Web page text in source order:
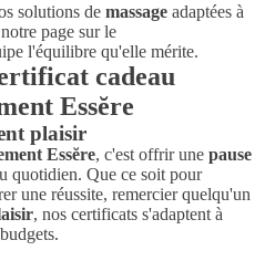
solutions de massage adaptées à
page sur le
l'équilibre qu'elle mérite.
cadeau
Essĕre
plaisir
Essĕre, c'est offrir une pause
quotidien. Que ce soit pour
une réussite, remercier quelqu'un
, nos certificats s'adaptent à